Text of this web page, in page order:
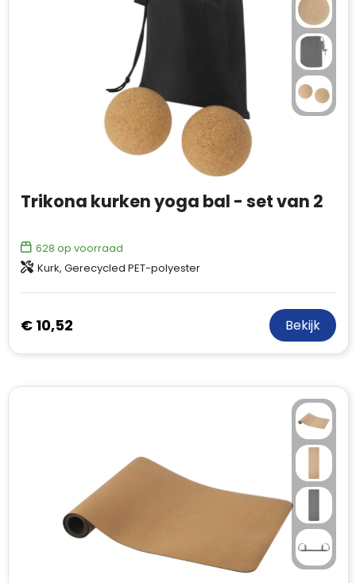
Trikona kurken yoga bal - set van 2
628 op voorraad
Kurk, Gerecycled PET-polyester
€ 10,52 Bekijk